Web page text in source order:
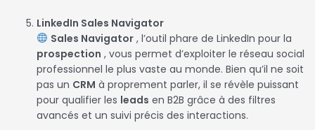
LinkedIn Sales Navigator
Sales Navigator, l’outil phare de LinkedIn pour la
prospection , vous permet d’exploiter le réseau social
professionnel le plus vaste au monde. Bien qu’il ne soit
pas un CRM à proprement parler, il se révèle puissant
pour qualifier les leads en B2B grâce à des filtres
avancés et un suivi précis des interactions.